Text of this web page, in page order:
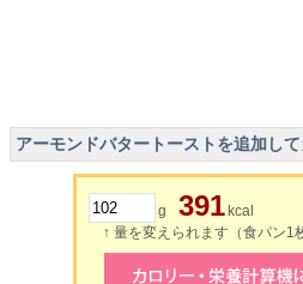
アーモンドバタートーストを追加し
g 391 kcal
↑ 量を変えられます（食パン1